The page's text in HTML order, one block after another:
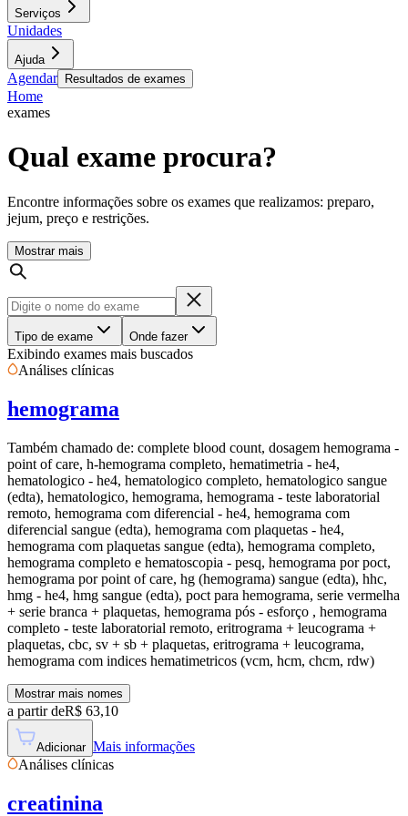
Serviços
Unidades
Ajuda
Agendar Resultados de exames
Home
exames
Qual exame procura?
Encontre informações sobre os exames que realizamos: preparo,
jejum, preço e restrições.
Mostrar mais
Tipo de exame Onde fazer
Exibindo exames mais buscados
Análises clínicas
hemograma
Também chamado de: complete blood count, dosagem hemograma -
point of care, h-hemograma completo, hematimetria - he4,
hematologico - he4, hematologico completo, hematologico sangue
(edta), hematologico, hemograma, hemograma - teste laboratorial
remoto, hemograma com diferencial - he4, hemograma com
diferencial sangue (edta), hemograma com plaquetas - he4,
hemograma com plaquetas sangue (edta), hemograma completo,
hemograma completo e hematoscopia - pesq, hemograma por poct,
hemograma por point of care, hg (hemograma) sangue (edta), hhc,
hmg - he4, hmg sangue (edta), poct para hemograma, serie vermelha
+ serie branca + plaquetas, hemograma pós - esforço , hemograma
completo - teste laboratorial remoto, eritrograma + leucograma +
plaquetas, cbc, sv + sb + plaquetas, eritrograma + leucograma,
hemograma com indices hematimetricos (vcm, hcm, chcm, rdw)
Mostrar mais nomes
a partir deR$ 63,10
Adicionar Mais informações
Análises clínicas
creatinina